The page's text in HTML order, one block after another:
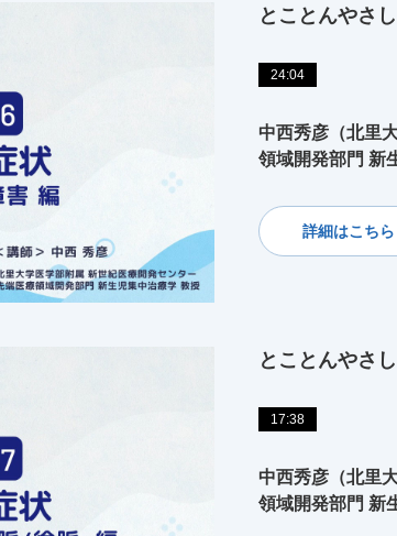
とことんやさ
24:04
中西秀彦（北里
領域開発部門 新
詳細はこちら
とことんやさ
17:38
中西秀彦（北里
領域開発部門 新